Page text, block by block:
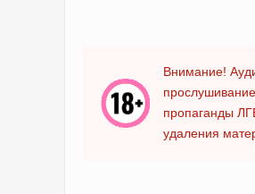
Внимание!
пропаганды
удаления